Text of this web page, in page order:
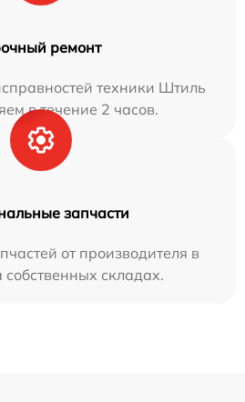
ремонт
техники Штиль
в течение 2 часов.
запчасти
от производителя в
складах.